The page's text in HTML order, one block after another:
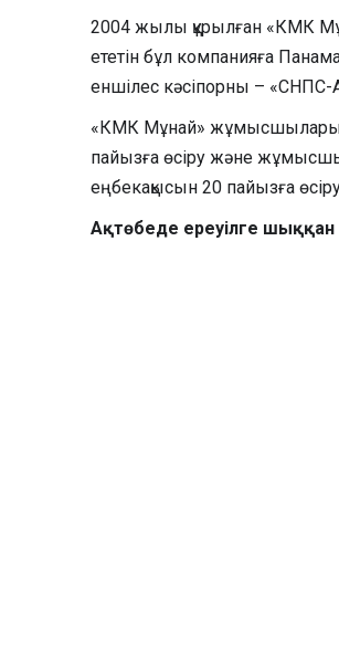
2004 жылы құрылған «КМК
ететін бұл компанияға
еншілес кәсіпорны – «СНПС-
«КМК Мұнай»
пайызға өсіру және
еңбекақысын 20 пайызға
Ақтөбеде ереуілге